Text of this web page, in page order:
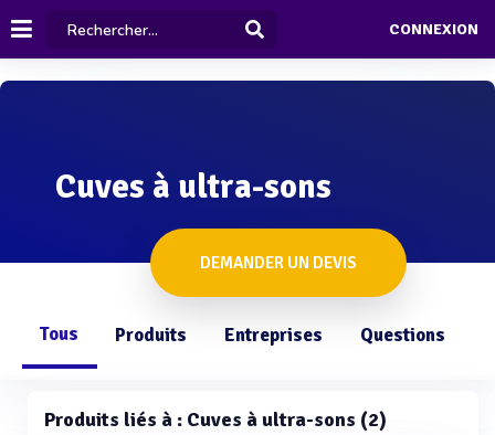
CONNEXION
Cuves à ultra-sons
DEMANDER UN DEVIS
Tous Produits Entreprises Questions
Produits liés à : Cuves à ultra-sons (2)